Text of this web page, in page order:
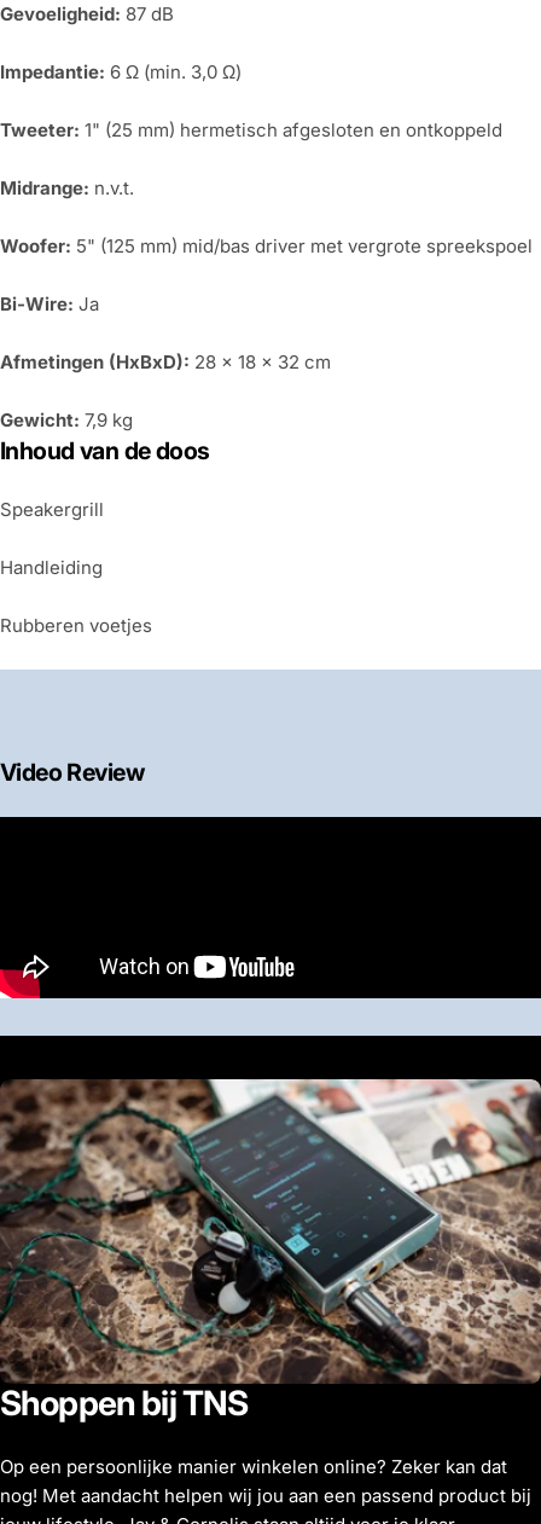
Gevoeligheid: 87 dB
Impedantie: 6 Ω (min. 3,0 Ω)
Tweeter: 1" (25 mm) hermetisch afgesloten en ontkoppeld
Midrange: n.v.t.
Woofer: 5" (125 mm) mid/bas driver met vergrote spreekspoel
Bi-Wire: Ja
Afmetingen (HxBxD): 28 × 18 × 32 cm
Gewicht: 7,9 kg
Inhoud van de doos
Speakergrill
Handleiding
Rubberen voetjes
Video Review
Shoppen bij TNS
Op een persoonlijke manier winkelen online? Zeker kan dat
nog! Met aandacht helpen wij jou aan een passend product bij